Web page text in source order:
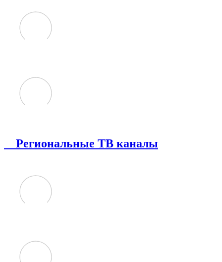
Региональные ТВ каналы